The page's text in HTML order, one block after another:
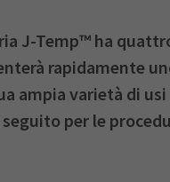
J-Temp™ ha
rapidamente
ampia varietà di
seguito per le